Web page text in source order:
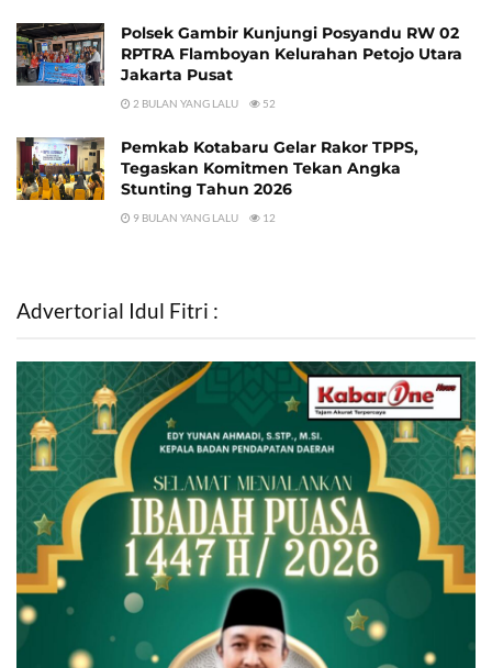
Polsek Gambir Kunjungi Posyandu RW 02
RPTRA Flamboyan Kelurahan Petojo Utara
Jakarta Pusat
2 BULAN YANG LALU 52
Pemkab Kotabaru Gelar Rakor TPPS,
Tegaskan Komitmen Tekan Angka
Stunting Tahun 2026
9 BULAN YANG LALU 12
Advertorial Idul Fitri :